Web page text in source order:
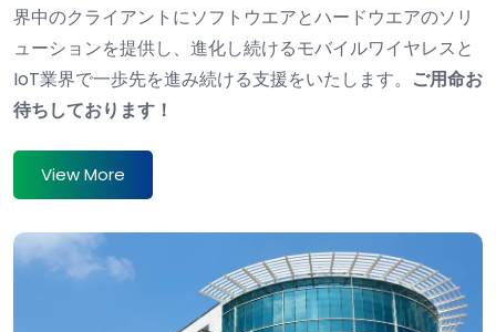
界中のクライアントにソフトウエアとハードウエアのソリ
ューションを提供し、進化し続けるモバイルワイヤレスと
IoT業界で一歩先を進み続ける支援をいたします。 ご用命お
待ちしております！
View More